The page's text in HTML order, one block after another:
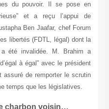
du pouvoir. Il se pose en
et a reçu l’appui de
Ben Jaafar, chef Forum
libertés (FDTL, légal) dont la
a été invalidée. M. Brahim a
à égal” avec le président
de remporter le scrutin
temps que les législatives.
charbon voisin…